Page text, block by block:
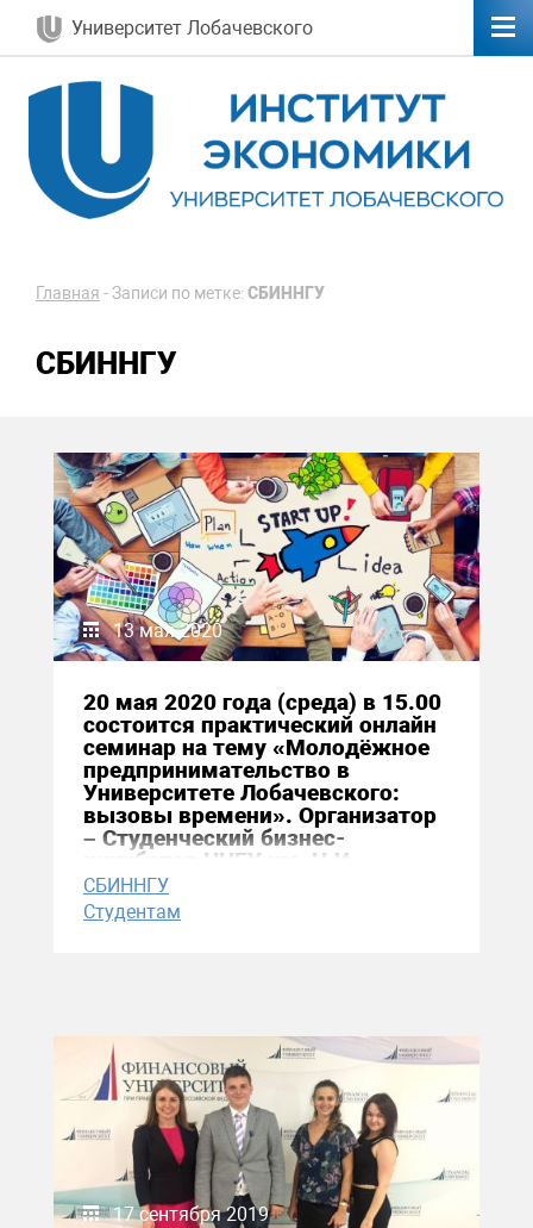
Университет Лобачевского
Главная -Записи по метке: СБИННГУ
СБИННГУ
13 мая 2020
20 мая 2020 года (среда) в 15.00
состоится практический онлайн
семинар на тему «Молодёжное
предпринимательство в
Университете Лобачевского:
вызовы времени». Организатор
– Студенческий бизнес-
инкубатор ННГУ им. Н.И.
Лобачевского.
СБИННГУ
Студентам
17 сентября 2019